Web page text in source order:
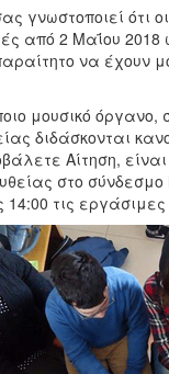
γνωστοποιεί ότι
από 2 Μαΐου 2018
να έχουν
μουσικό όργανο,
διδάσκονται
Αίτηση,
στο
14:00 τις